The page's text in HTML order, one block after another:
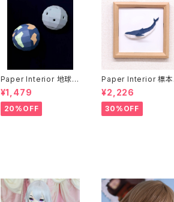
Paper Interior 地球と
月 earth and moon
¥1,479
20%OFF
Paper Interior 標本
クジラ specimen wh
ale
¥2,226
30%OFF